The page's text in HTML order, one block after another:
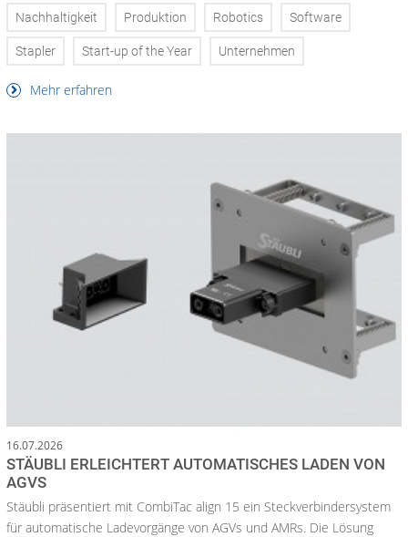
Nachhaltigkeit Produktion Robotics Software
Stapler Start-up of the Year Unternehmen
Mehr erfahren
16.07.2026
STÄUBLI ERLEICHTERT AUTOMATISCHES LADEN VON
AGVS
Stäubli präsentiert mit CombiTac align 15 ein Steckverbindersystem
für automatische Ladevorgänge von AGVs und AMRs. Die Lösung